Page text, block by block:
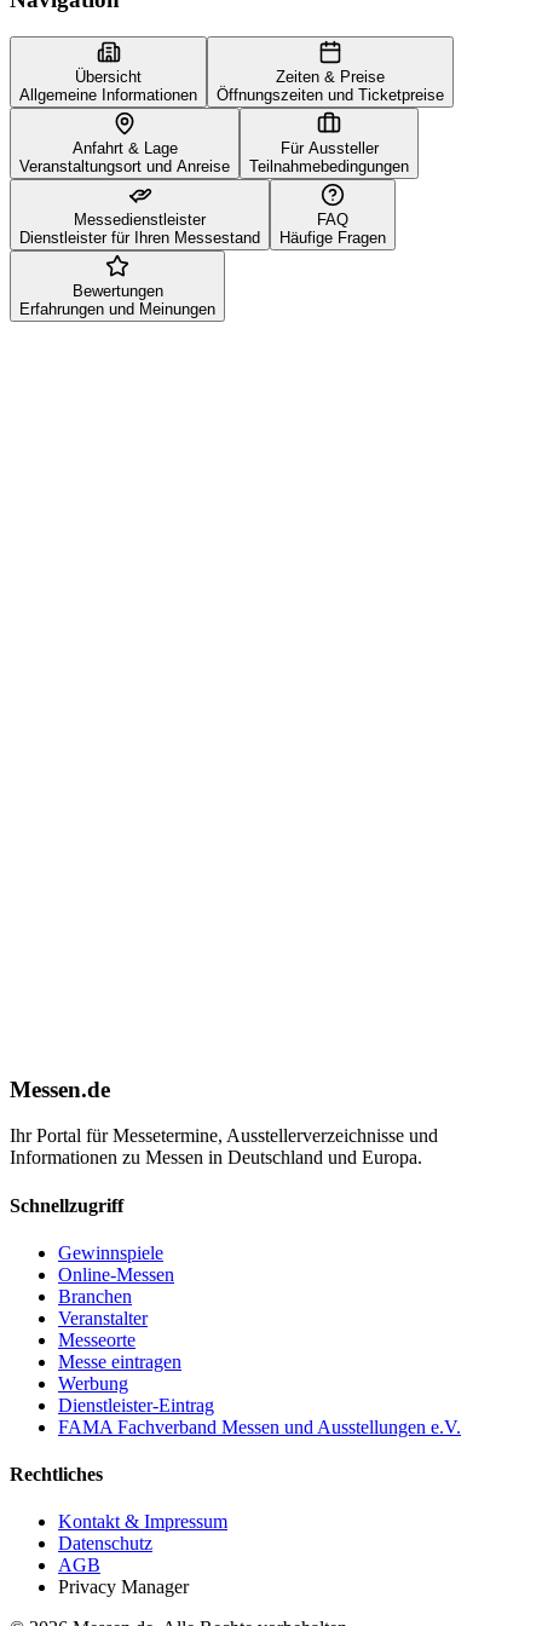
Übersicht
Allgemeine Informationen
Zeiten & Preise
Öffnungszeiten und Ticketpreise
Anfahrt & Lage
Veranstaltungsort und Anreise
Für Aussteller
Teilnahmebedingungen
Messedienstleister
Dienstleister für Ihren Messestand
FAQ
Häufige Fragen
Bewertungen
Erfahrungen und Meinungen
Messen.de
Ihr Portal für Messetermine, Ausstellerverzeichnisse und
Informationen zu Messen in Deutschland und Europa.
Schnellzugriff
Gewinnspiele
Online-Messen
Branchen
Veranstalter
Messeorte
Messe eintragen
Werbung
Dienstleister-Eintrag
FAMA Fachverband Messen und Ausstellungen e.V.
Rechtliches
Kontakt & Impressum
Datenschutz
AGB
Privacy Manager